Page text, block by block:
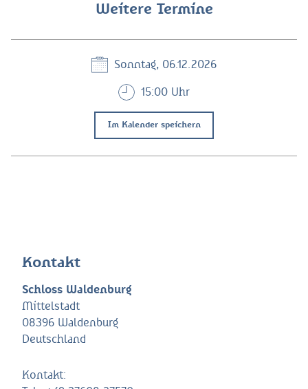
Weitere Termine
Sonntag, 06.12.2026
15:00 Uhr
Im Kalender speichern
Kontakt
Schloss Waldenburg
Mittelstadt
08396 Waldenburg
Deutschland
Kontakt: